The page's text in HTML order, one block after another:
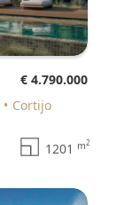
€ 4.790.000
Cortijo
1201 m2